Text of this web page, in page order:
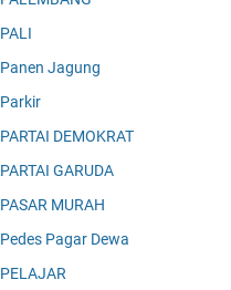
PALI
Panen Jagung
Parkir
PARTAI DEMOKRAT
PARTAI GARUDA
PASAR MURAH
Pedes Pagar Dewa
PELAJAR